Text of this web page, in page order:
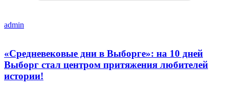
admin
«Средневековые дни в Выборге»: на 10 дней
Выборг стал центром притяжения любителей
истории!